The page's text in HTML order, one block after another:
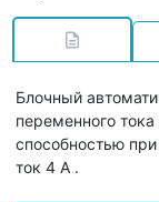
Блочный
переменного
способностью
ток 4 А .